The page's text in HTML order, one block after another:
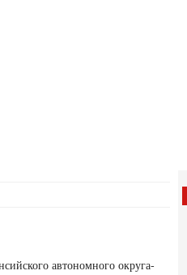
автономного округа-